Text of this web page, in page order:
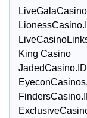
King Casino
JadedCasino.ID